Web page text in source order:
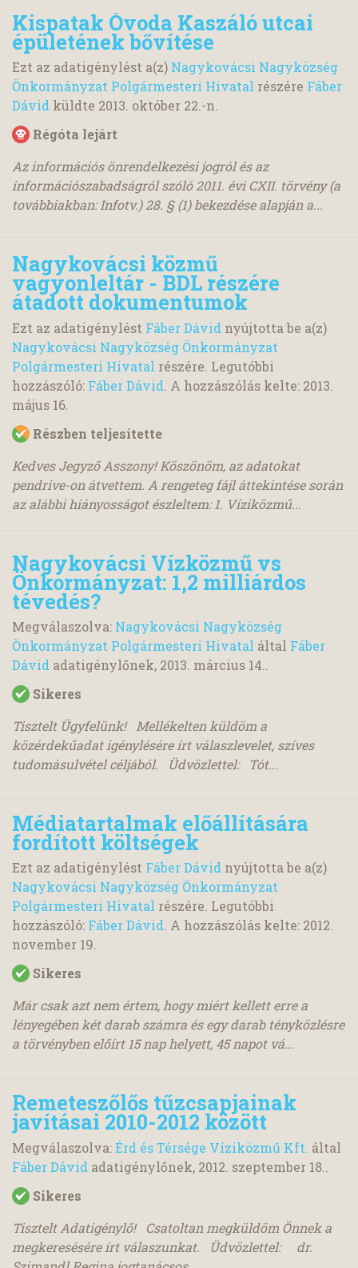
Kispatak Óvoda Kaszáló utcai
épületének bővítése
Ezt az adatigénylést a(z) Nagykovácsi Nagyközség
Önkormányzat Polgármesteri Hivatal részére Fáber
Dávid küldte 2013. október 22.-n.
Régóta lejárt
Az információs önrendelkezési jogról és az
információszabadságról szóló 2011. évi CXII. törvény (a
továbbiakban: Infotv.) 28. § (1) bekezdése alapján a...
Nagykovácsi közmű
vagyonleltár - BDL részére
átadott dokumentumok
Ezt az adatigénylést Fáber Dávid nyújtotta be a(z)
Nagykovácsi Nagyközség Önkormányzat
Polgármesteri Hivatal részére. Legutóbbi
hozzászóló: Fáber Dávid. A hozzászólás kelte: 2013.
május 16.
Részben teljesítette
Kedves Jegyző Asszony! Köszönöm, az adatokat
pendrive-on átvettem. A rengeteg fájl áttekintése során
az alábbi hiányosságot észleltem: 1. Víziközmű...
Nagykovácsi Vízközmű vs
Önkormányzat: 1,2 milliárdos
tévedés?
Megválaszolva: Nagykovácsi Nagyközség
Önkormányzat Polgármesteri Hivatal által Fáber
Dávid adatigénylőnek, 2013. március 14..
Sikeres
Tisztelt Ügyfelünk! Mellékelten küldöm a
közérdekűadat igénylésére írt válaszlevelet, szíves
tudomásulvétel céljából. Üdvözlettel: Tót...
Médiatartalmak előállítására
fordított költségek
Ezt az adatigénylést Fáber Dávid nyújtotta be a(z)
Nagykovácsi Nagyközség Önkormányzat
Polgármesteri Hivatal részére. Legutóbbi
hozzászóló: Fáber Dávid. A hozzászólás kelte: 2012.
november 19.
Sikeres
Már csak azt nem értem, hogy miért kellett erre a
lényegében két darab számra és egy darab tényközlésre
a törvényben előírt 15 nap helyett, 45 napot vá...
Remeteszőlős tűzcsapjainak
javításai 2010-2012 között
Megválaszolva:Érd és Térsége Víziközmű Kft. által
Fáber Dávid adatigénylőnek, 2012. szeptember 18..
Sikeres
Tisztelt Adatigénylő! Csatoltan megküldöm Önnek a
megkeresésére írt válaszunkat. Üdvözlettel: dr.